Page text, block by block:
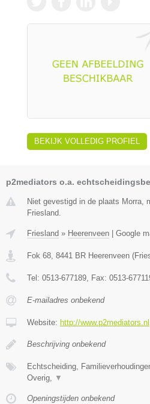
BEKIJK VOLLEDIG PROFIEL
p2mediators o.a.
Niet gevestigd in de plaats Morra,
Friesland.
Friesland » Heerenveen Google
Fok 68, 8441 BR Heerenveen (
Tel: 0513-677189, Fax: 0513-
E-mailadres onbekend
Website: http://www.p2mediators.nl
Beschrijving onbekend
Echtscheiding,
Overig, ▼
Openingstijden onbekend